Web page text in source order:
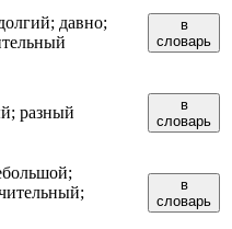
давно;
в
словарь
разный
в
словарь
в
словарь